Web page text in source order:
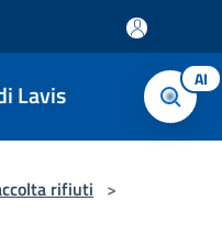
Lavis AI
rifiuti >